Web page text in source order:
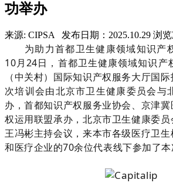
功举办
来源: CIPSA 发布日期：2025.10.29 浏览
为助力首都卫生健康领域知识产
10月24日，首都卫生健康领域知识产
（中关村）国际知识产权服务大厅国
次培训会由北京市卫生健康委员会与
办，首都知识产权服务业协会、京津
权运用联盟承办，北京市卫生健康委
王冯彬主持会议，来本市各级医疗卫
和医疗企业的70余位代表线下参加了本